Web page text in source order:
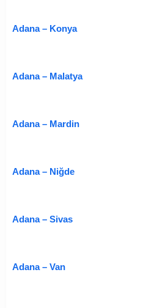
Adana – Konya
Adana – Malatya
Adana – Mardin
Adana – Niğde
Adana – Sivas
Adana – Van